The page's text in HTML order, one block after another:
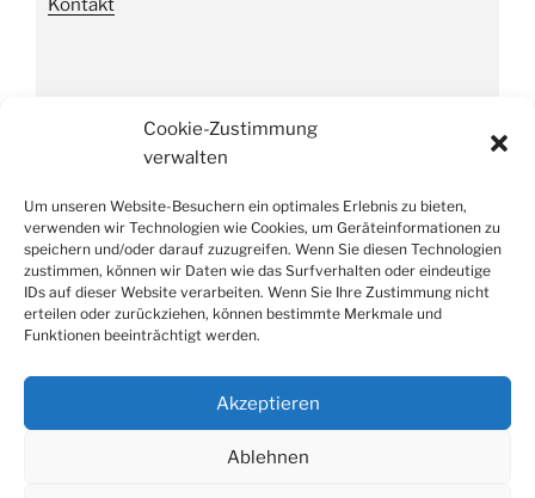
Cookie-Zustimmung
verwalten
Um unseren Website-Besuchern ein optimales Erlebnis zu bieten,
verwenden wir Technologien wie Cookies, um Geräteinformationen zu
speichern und/oder darauf zuzugreifen. Wenn Sie diesen Technologien
zustimmen, können wir Daten wie das Surfverhalten oder eindeutige
IDs auf dieser Website verarbeiten. Wenn Sie Ihre Zustimmung nicht
erteilen oder zurückziehen, können bestimmte Merkmale und
Funktionen beeinträchtigt werden.
Akzeptieren
Ablehnen
Kontakt
Datenschutzverordnung
Suche
Weißes